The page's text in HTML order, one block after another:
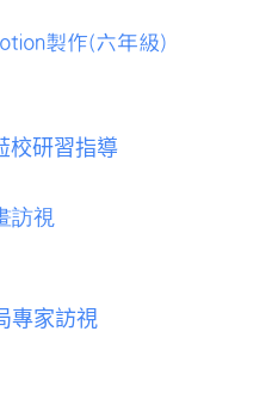
製作(六年級)
校研習指導
訪視
專家訪視